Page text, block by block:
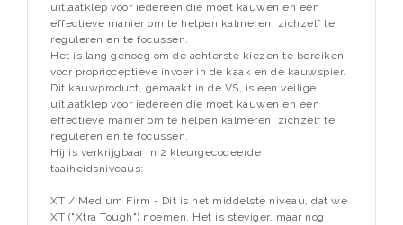
uitlaatklep voor iedereen die moet kauwen en een
effectieve manier om te helpen kalmeren, zichzelf te
reguleren en te focussen.
Het is lang genoeg om de achterste kiezen te bereiken
voor proprioceptieve invoer in de kaak en de kauwspier.
Dit kauwproduct, gemaakt in de VS, is een veilige
uitlaatklep voor iedereen die moet kauwen en een
effectieve manier om te helpen kalmeren, zichzelf te
reguleren en te focussen.
Hij is verkrijgbaar in 2 kleurgecodeerde
taaiheidsniveaus:
XT / Medium Firm - Dit is het middelste niveau, dat we
XT ("Xtra Tough") noemen. Het is steviger, maar nog